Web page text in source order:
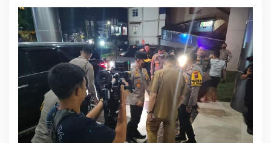
n
g
g
o
t
a
K
e
l
u
a
r
g
a